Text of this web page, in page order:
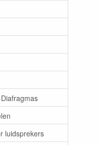
luidsprekers